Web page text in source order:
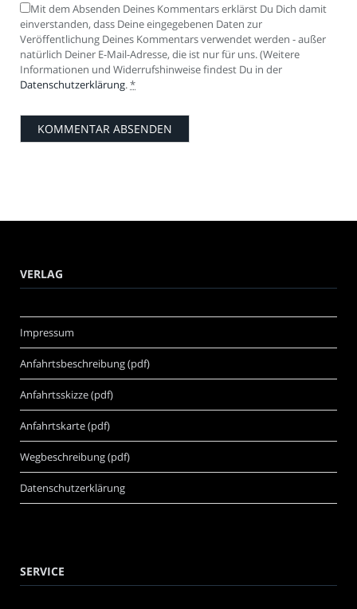
Mit dem Absenden Deines Kommentars erklärst Du Dich damit
einverstanden, dass Deine eingegebenen Daten zur
Veröffentlichung Deines Kommentars verwendet werden - außer
natürlich Deiner E-Mail-Adresse, die ist nur für uns. (Weitere
Informationen und Widerrufshinweise findest Du in der
Datenschutzerklärung.*
VERLAG
Impressum
Anfahrtsbeschreibung (pdf)
Anfahrtsskizze (pdf)
Anfahrtskarte (pdf)
Wegbeschreibung (pdf)
Datenschutzerklärung
SERVICE